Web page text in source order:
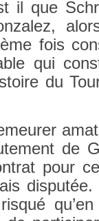
il que
fois
qui
du
de
pour